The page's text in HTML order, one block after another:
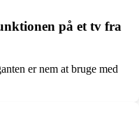
på et tv fra
er nem at bruge med